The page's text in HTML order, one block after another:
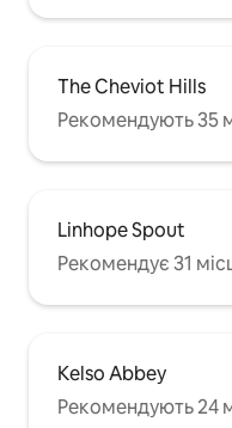
The Cheviot Hills
Рекомендують 35
Linhope Spout
Рекомендує 31
Kelso Abbey
Рекомендують 24